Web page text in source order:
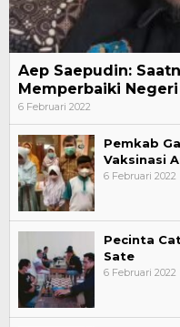
Aep Saepudin:
Memperbaiki Negeri
6 Februari 2022
Pemkab
Vaksinasi
6 Februari 2022
Pecinta
Sate
6 Februari 2022